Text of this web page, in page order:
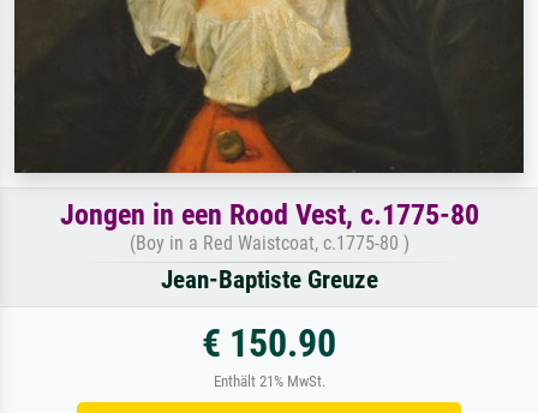
Jongen in een Rood Vest, c.1775-80
(Boy in a Red Waistcoat, c.1775-80 )
Jean-Baptiste Greuze
€ 150.90
Enthält 21% MwSt.